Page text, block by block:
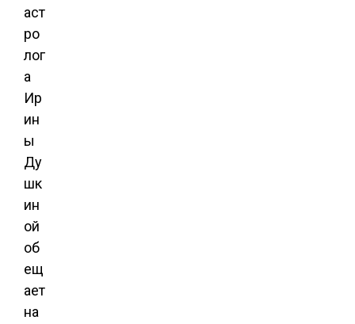
аст
ро
лог
а
Ир
ин
ы
Ду
шк
ин
ой
об
ещ
ает
на